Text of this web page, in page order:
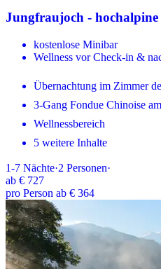
Jungfraujoch -
kostenlose Minibar
Wellness vor Check-in &
Übernachtung im Zimmer
3-Gang Fondue Chinoise
Wellnessbereich
5 weitere Inhalte
1-7 Nächte·2 Personen·
ab € 727
pro Person ab € 364